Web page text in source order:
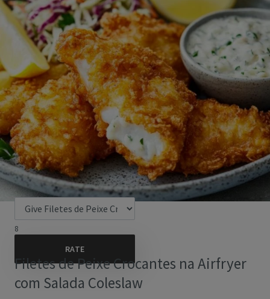
8
Filetes de Peixe Crocantes na Airfryer
com Salada Coleslaw